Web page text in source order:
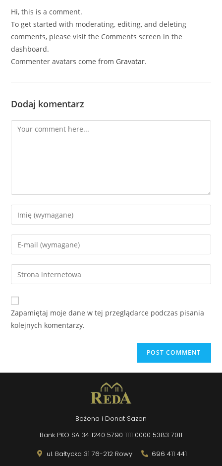
Hi, this is a comment.
To get started with moderating, editing, and deleting
comments, please visit the Comments screen in the
dashboard.
Commenter avatars come from Gravatar.
Dodaj komentarz
Zapamiętaj moje dane w tej przeglądarce podczas pisania
kolejnych komentarzy.
Bożena i Donat Sazon
Bank PKO SA 34 1240 5790 1111 0000 5383 7011
ul. Bałtycka 31 76-212 Rowy
696 411 441